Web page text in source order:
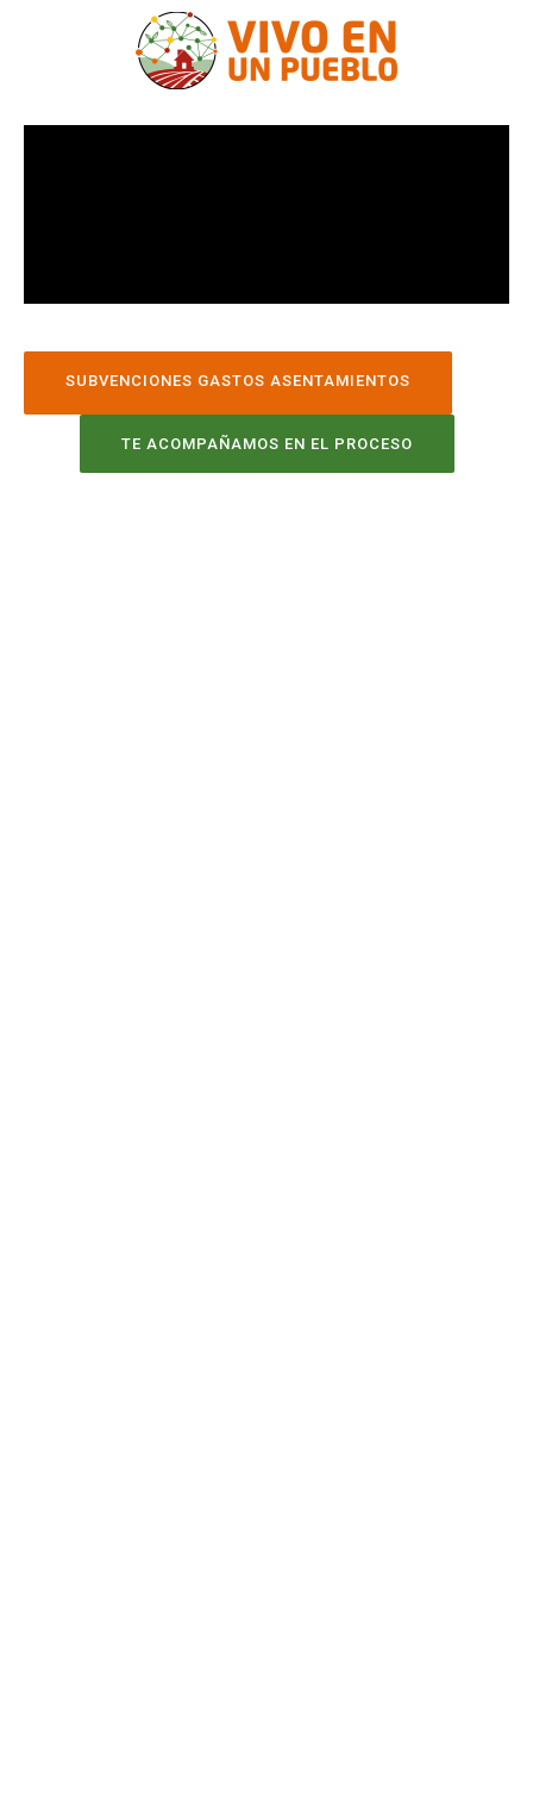
SUBVENCIONES GASTOS ASENTAMIENTOS
TE ACOMPAÑAMOS EN EL PROCESO